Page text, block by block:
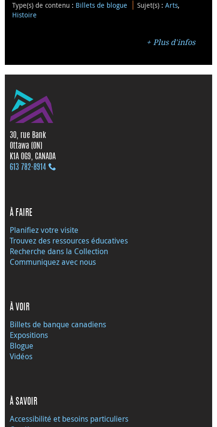
Type(s) de contenu : Billets de blogue Sujet(s) :Arts,
Histoire
Plus d'infos
30, rue Bank
Ottawa (ON)
K1A 0G9, CANADA
613 782‑8914
À FAIRE
Planifiez votre visite
Trouvez des ressources éducatives
Recherche dans la Collection
Communiquez avec nous
À VOIR
Billets de banque canadiens
Expositions
Blogue
Vidéos
À SAVOIR
Accessibilité et besoins particuliers